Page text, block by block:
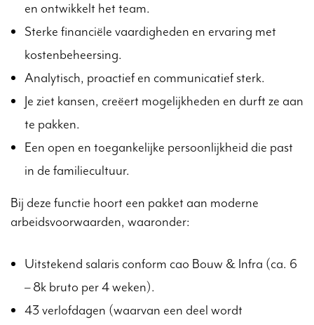
en ontwikkelt het team.
Sterke financiële vaardigheden en ervaring met
kostenbeheersing.
Analytisch, proactief en communicatief sterk.
Je ziet kansen, creëert mogelijkheden en durft ze aan
te pakken.
Een open en toegankelijke persoonlijkheid die past
in de familiecultuur.
Bij deze functie hoort een pakket aan moderne
arbeidsvoorwaarden, waaronder:
Uitstekend salaris conform cao Bouw & Infra (ca. 6
– 8k bruto per 4 weken).
43 verlofdagen (waarvan een deel wordt